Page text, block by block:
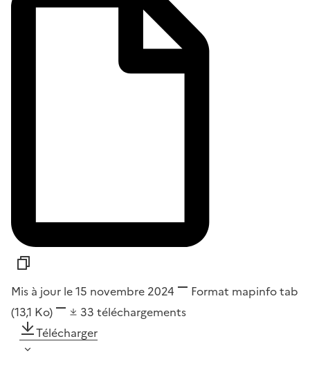
Mis à jour le 15 novembre 2024 Format mapinfo tab
(13,1 Ko)
33 téléchargements
Télécharger